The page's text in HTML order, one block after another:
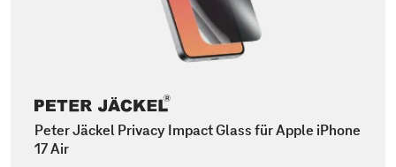
Peter Jäckel Privacy Impact Glass für Apple iPhone
17 Air